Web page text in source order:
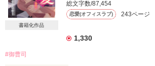
電子書籍版のパワーアップした沙穂＆鷹也も
お楽しみいただけると嬉しいです！
2022.08.11　泉野あおい
書籍化作品
総文字数/87,454
恋愛(オフィスラブ) 243ページ
1,330
#御曹司